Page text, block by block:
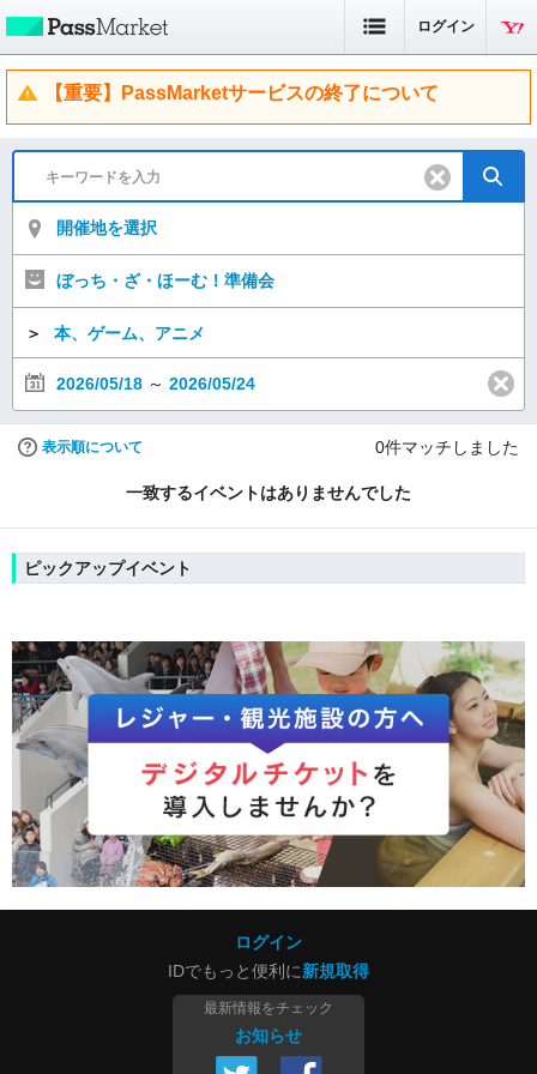
ログイン
【重要】PassMarketサービスの終了について
開催地を選択
ぼっち・ざ・ほーむ！準備会
＞ 本、ゲーム、アニメ
2026/05/18 ～ 2026/05/24
表示順について 0件マッチしました
一致するイベントはありませんでした
ピックアップイベント
ログイン
IDでもっと便利に新規取得
最新情報をチェック
お知らせ